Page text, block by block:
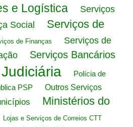
e Logística
Serviços
Social
Serviços de
de Finanças
Serviços de
Serviços Bancários
Polícia de
PSP
Outros Serviços
Ministérios do
Lojas e Serviços de Correios CTT